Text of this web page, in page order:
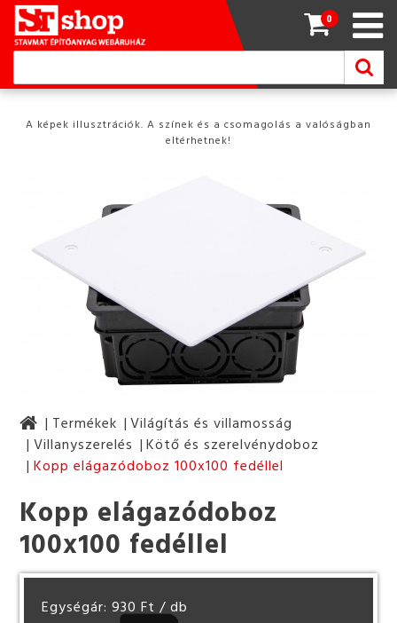
0
A képek illusztrációk. A színek és a csomagolás a valóságban
eltérhetnek!
Termékek
Világítás és villamosság
Villanyszerelés
Kötő és szerelvénydoboz
Kopp elágazódoboz 100x100 fedéllel
Kopp elágazódoboz
100x100 fedéllel
Egységár: 930 Ft / db